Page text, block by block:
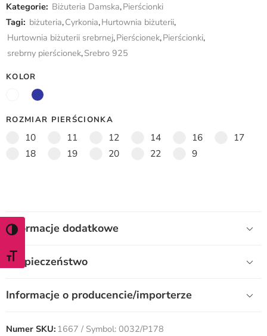
WŁĄCZ TRYB WYSOKIEGO KONTRASTU
ZMIEŃ ROZMIAR CZCIONKI
Kategorie: Biżuteria Damska,Pierścionki
Tagi: biżuteria,Cyrkonia,Hurtownia biżuterii,
Hurtownia biżuterii srebrnej,Pierścionek,Pierścionki,
srebrny pierścionek,Srebro 925
KOLOR
ROZMIAR PIERŚCIONKA
10 11 12 14 16
17
18
19 20 22 9
Informacje dodatkowe
Bezpieczeństwo
Informacje o producencie/importerze
Numer SKU: 1667 / Symbol: 0032/P178